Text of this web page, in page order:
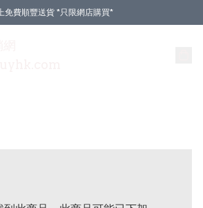
免費順豐送貨 *只限網店購買*